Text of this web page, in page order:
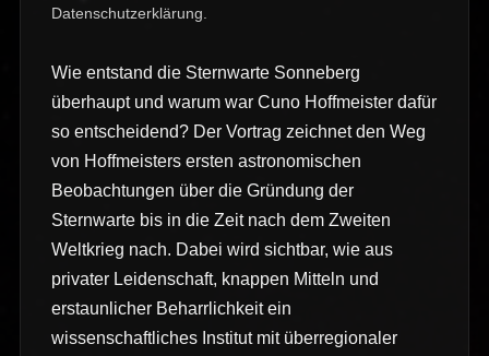
Datenschutzerklärung
Wie entstand die Sternwarte Sonneberg
überhaupt und warum war Cuno Hoffmeister dafür
so entscheidend? Der Vortrag zeichnet den Weg
von Hoffmeisters ersten astronomischen
Beobachtungen über die Gründung der
Sternwarte bis in die Zeit nach dem Zweiten
Weltkrieg nach. Dabei wird sichtbar, wie aus
privater Leidenschaft, knappen Mitteln und
erstaunlicher Beharrlichkeit ein
wissenschaftliches Institut mit überregionaler